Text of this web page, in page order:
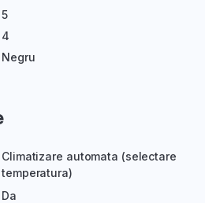
5
4
Negru
Climatizare automata (selectare
temperatura)
Da